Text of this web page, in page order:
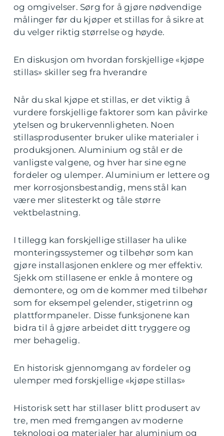
og omgivelser. Sørg for å gjøre nødvendige
målinger før du kjøper et stillas for å sikre at
du velger riktig størrelse og høyde.
En diskusjon om hvordan forskjellige «kjøpe
stillas» skiller seg fra hverandre
Når du skal kjøpe et stillas, er det viktig å
vurdere forskjellige faktorer som kan påvirke
ytelsen og brukervennligheten. Noen
stillasprodusenter bruker ulike materialer i
produksjonen. Aluminium og stål er de
vanligste valgene, og hver har sine egne
fordeler og ulemper. Aluminium er lettere og
mer korrosjonsbestandig, mens stål kan
være mer slitesterkt og tåle større
vektbelastning.
I tillegg kan forskjellige stillaser ha ulike
monteringssystemer og tilbehør som kan
gjøre installasjonen enklere og mer effektiv.
Sjekk om stillasene er enkle å montere og
demontere, og om de kommer med tilbehør
som for eksempel gelender, stigetrinn og
plattformpaneler. Disse funksjonene kan
bidra til å gjøre arbeidet ditt tryggere og
mer behagelig.
En historisk gjennomgang av fordeler og
ulemper med forskjellige «kjøpe stillas»
Historisk sett har stillaser blitt produsert av
tre, men med fremgangen av moderne
teknologi og materialer har aluminium og